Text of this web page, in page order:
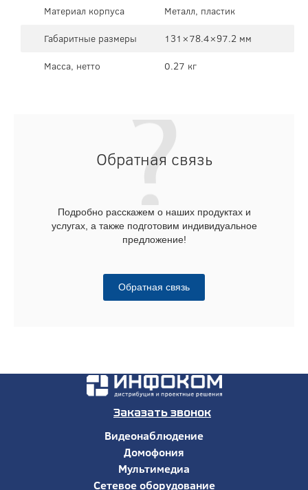
Материал корпуса
Металл, пластик
Габаритные размеры
131×78.4×97.2 мм
Масса, нетто
0.27 кг
Обратная связь
Подробно расскажем о наших продуктах и
услугах, а также подготовим индивидуальное
предложение!
Обратная связь
Заказать звонок
Видеонаблюдение
Домофония
Мультимедиа
Сетевое оборудование